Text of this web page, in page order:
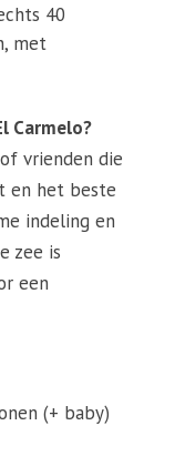
40
met
Carmelo?
vrienden die
en het beste
indeling en
zee is
een
(+ baby)